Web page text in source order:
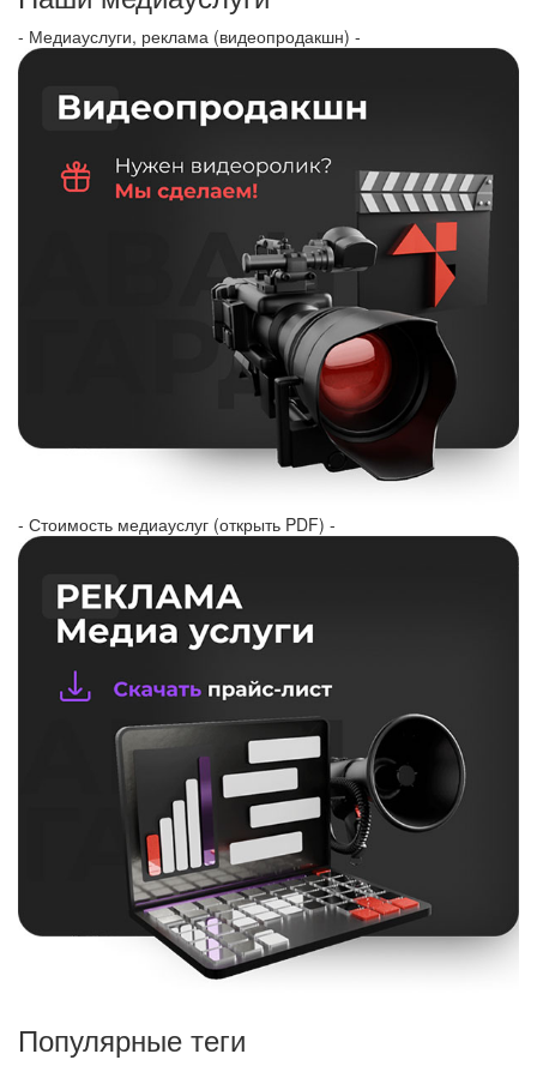
- Медиауслуги, реклама (видеопродакшн) -
- Стоимость медиауслуг (открыть PDF) -
Популярные теги